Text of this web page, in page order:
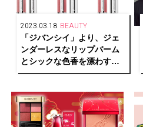
2023.03.18 BEAUTY
「ジバンシイ」より、ジェ
ンダーレスなリップバーム
とシックな色香を漂わす新
作のルージュが発売